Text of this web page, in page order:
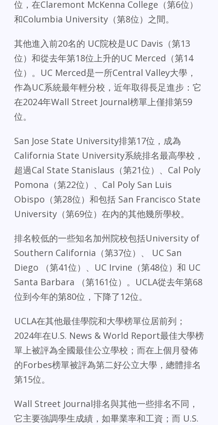
位，在Claremont McKenna College（第6位）
和Columbia University（第8位）之間。
其他進入前20名的 UC院校是UC Davis（第13
位）和從去年第18位上升的UC Merced（第14
位）。UC Merced是一所Central Valley大學，
作為UC系統最年輕分校，近年取得長足進步：它
在2024年Wall Street Journal榜單上僅排第59
位。
San Jose State University排第17位，成為
California State University系統排名最高學校，
超過Cal State Stanislaus（第21位）、Cal Poly
Pomona（第22位）、Cal Poly San Luis
Obispo（第28位）和包括 San Francisco State
University（第69位）在內的其他幾所學校。
排名較低的一些知名加州院校包括University of
Southern California（第37位）、 UC San
Diego （第41位）、UC Irvine（第48位）和 UC
Santa Barbara （第161位）。UCLA從去年第68
位到今年的第80位，下降了12位。
UCLA在其他最佳學院和大學榜單位居前列；
2024年在U.S. News & World Report最佳大學榜
單上被評為全國最佳公立學校；而在上個月發佈
的Forbes榜單被評為第二好公立大學，總體排名
第15位。
Wall Street Journal排名與其他一些排名不同，
它主要強調學生成績，如畢業率和工資；而 U.S.